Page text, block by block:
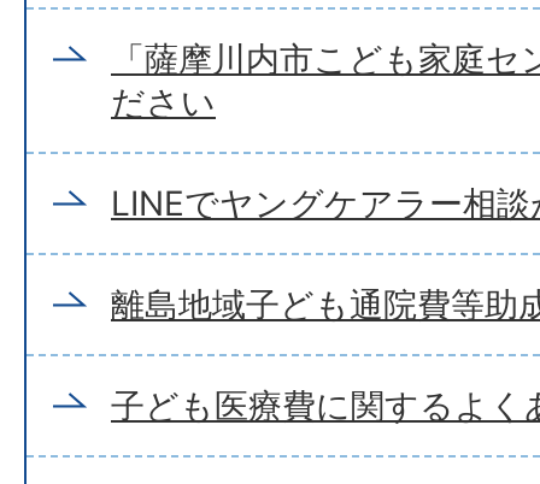
「薩摩川内市こども家庭
ださい
LINEでヤングケアラー相
離島地域子ども通院費等助
子ども医療費に関するよく